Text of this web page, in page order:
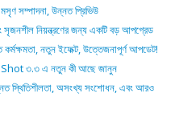
সম্পাদনা, উন্নত প্রিভিউ
নিয়ন্ত্রণের জন্য একটি বড় আপগ্রেড
নতুন ইফেক্ট, উত্তেজনাপূর্ণ আপডেট!
৩.৩ এ নতুন কী আছে জানুন
অসংখ্য সংশোধন, এবং আরও